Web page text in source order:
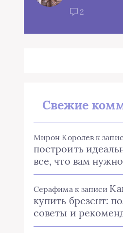
2
Свежие
Мирон Королев к
построить
все, что вам
Серафима к записи
купить брезент:
советы и